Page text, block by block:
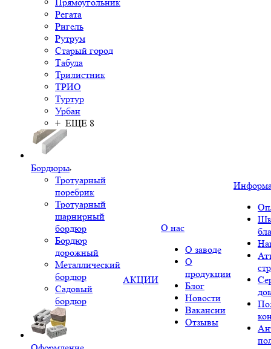
Регата
Ригель
Рутрум
Старый город
Табула
Трилистник
ТРИО
Туртур
Урбан
+ ЕЩЕ 8
Бордюры
Тротуарный
поребрик
Тротуарный
шарнирный
бордюр
Бордюр
дорожный
Металлический
бордюр
Садовый
бордюр
АКЦИИ
О нас
О заводе
О
продукции
Блог
Новости
Вакансии
Отзывы